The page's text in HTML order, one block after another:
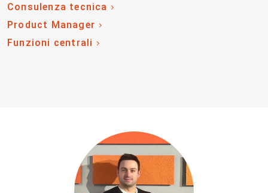
Consulenza tecnica
Product Manager
Funzioni centrali